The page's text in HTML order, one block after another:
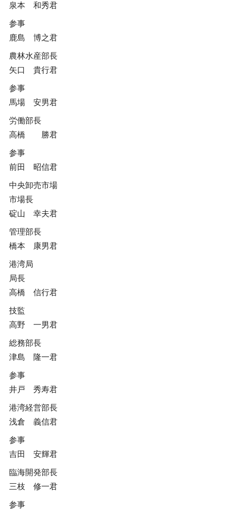
泉本 和秀君
参事
鹿島 博之君
農林水産部長
矢口 貴行君
参事
馬場 安男君
労働部長
高橋 勝君
参事
前田 昭信君
中央卸売市場
市場長
碇山 幸夫君
管理部長
橋本 康男君
港湾局
局長
高橋 信行君
技監
高野 一男君
総務部長
津島 隆一君
参事
井戸 秀寿君
港湾経営部長
浅倉 義信君
参事
吉田 安輝君
臨海開発部長
三枝 修一君
参事